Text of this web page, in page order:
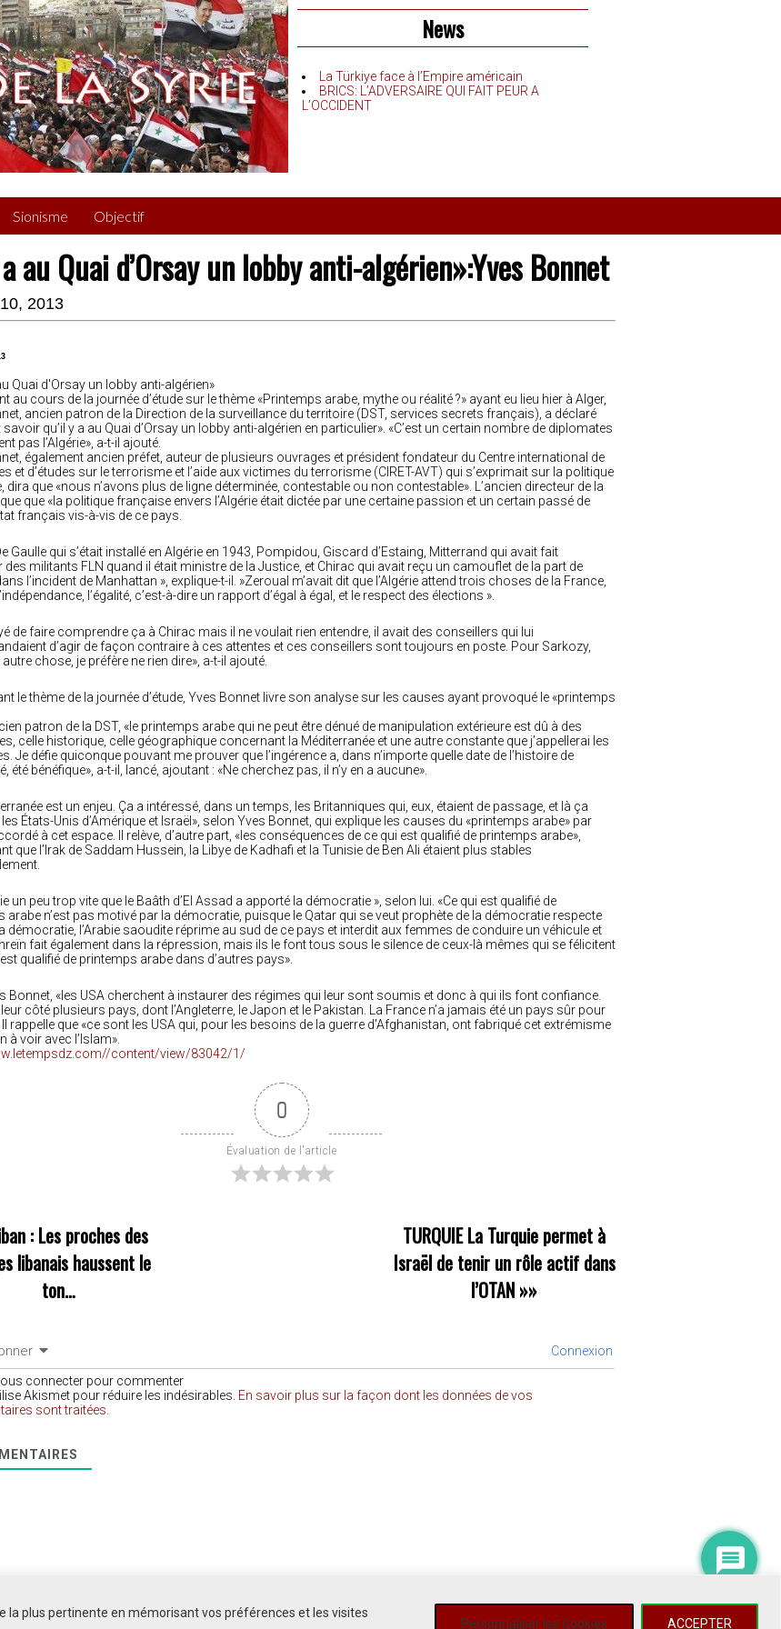
plus pertinente en mémorisant vos préférences et les visites
Personnaliser les Cookies ACCEPTER
News
La Türkiye face à l’Empire américain
BRICS: L’ADVERSAIRE QUI FAIT PEUR A
L’OCCIDENT
Sionisme Objectif
au Quai d’Orsay un lobby anti-algérien»:Yves Bonnet
2013
au cours de la journée d’étude sur le thème «Printemps arabe, mythe ou réalité ?» ayant eu lieu hier à Alger,
ancien patron de la Direction de la surveillance du territoire (DST, services secrets français), a déclaré
savoir qu’il y a au Quai d’Orsay un lobby anti-algérien en particulier». «C’est un certain nombre de diplomates
pas l’Algérie», a-t-il ajouté.
également ancien préfet, auteur de plusieurs ouvrages et président fondateur du Centre international de
et d’études sur le terrorisme et l’aide aux victimes du terrorisme (CIRET-AVT) qui s’exprimait sur la politique
dira que «nous n’avons plus de ligne déterminée, contestable ou non contestable». L’ancien directeur de la
que «la politique française envers l’Algérie était dictée par une certaine passion et un certain passé de
français vis-à-vis de ce pays.
Gaulle qui s’était installé en Algérie en 1943, Pompidou, Giscard d’Estaing, Mitterrand qui avait fait
des militants FLN quand il était ministre de la Justice, et Chirac qui avait reçu un camouflet de la part de
l’incident de Manhattan », explique-t-il. »Zeroual m’avait dit que l’Algérie attend trois choses de la France,
l’égalité, c’est-à-dire un rapport d’égal à égal, et le respect des élections ».
de faire comprendre ça à Chirac mais il ne voulait rien entendre, il avait des conseillers qui lui
d’agir de façon contraire à ces attentes et ces conseillers sont toujours en poste. Pour Sarkozy,
autre chose, je préfère ne rien dire», a-t-il ajouté.
le thème de la journée d’étude, Yves Bonnet livre son analyse sur les causes ayant provoqué le «printemps
patron de la DST, «le printemps arabe qui ne peut être dénué de manipulation extérieure est dû à des
celle historique, celle géographique concernant la Méditerranée et une autre constante que j’appellerai les
Je défie quiconque pouvant me prouver que l’ingérence a, dans n’importe quelle date de l’histoire de
été bénéfique», a-t-il, lancé, ajoutant : «Ne cherchez pas, il n’y en a aucune».
est un enjeu. Ça a intéressé, dans un temps, les Britanniques qui, eux, étaient de passage, et là ça
États-Unis d’Amérique et Israël», selon Yves Bonnet, qui explique les causes du «printemps arabe» par
à cet espace. Il relève, d’autre part, «les conséquences de ce qui est qualifié de printemps arabe»,
que l’Irak de Saddam Hussein, la Libye de Kadhafi et la Tunisie de Ben Ali étaient plus stables
un peu trop vite que le Baâth d’El Assad a apporté la démocratie », selon lui. «Ce qui est qualifié de
arabe n’est pas motivé par la démocratie, puisque le Qatar qui se veut prophète de la démocratie respecte
démocratie, l’Arabie saoudite réprime au sud de ce pays et interdit aux femmes de conduire un véhicule et
fait également dans la répression, mais ils le font tous sous le silence de ceux-là mêmes qui se félicitent
qualifié de printemps arabe dans d’autres pays».
Bonnet, «les USA cherchent à instaurer des régimes qui leur sont soumis et donc à qui ils font confiance.
leur côté plusieurs pays, dont l’Angleterre, le Japon et le Pakistan. La France n’a jamais été un pays sûr pour
Il rappelle que «ce sont les USA qui, pour les besoins de la guerre d’Afghanistan, ont fabriqué cet extrémisme
à voir avec l’Islam».
content/view/83042/1/
0
Évaluation de l'article
: Les proches des
libanais haussent le
ton…
TURQUIE La Turquie permet à
Israël de tenir un rôle actif dans
l’OTAN »»
Connexion
connecter pour commenter
Akismet pour réduire les indésirables. En savoir plus sur la façon dont les données de vos
sont traitées